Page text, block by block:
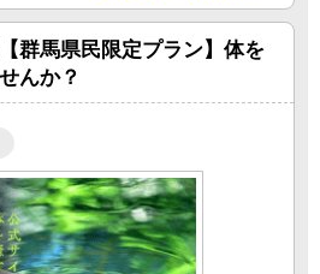
群馬県民限定プラン】体を
んか？